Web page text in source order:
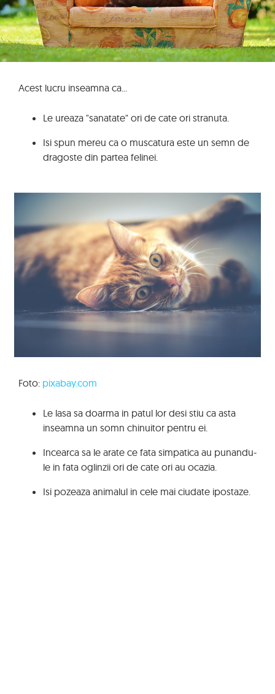
Acest lucru inseamna ca...
Le ureaza "sanatate" ori de cate ori stranuta.
Isi spun mereu ca o muscatura este un semn de
dragoste din partea felinei.
Foto: pixabay.com
Le lasa sa doarma in patul lor desi stiu ca asta
inseamna un somn chinuitor pentru ei.
Incearca sa le arate ce fata simpatica au punandu-
le in fata oglinzii ori de cate ori au ocazia.
Isi pozeaza animalul in cele mai ciudate ipostaze.